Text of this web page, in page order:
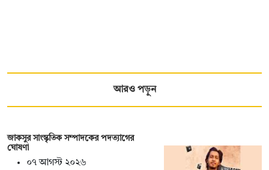
আরও পড়ুন
জাকসুর সাংস্কৃতিক সম্পাদকের পদত্যাগের
ঘোষণা
০৭ আগস্ট ২০২৬